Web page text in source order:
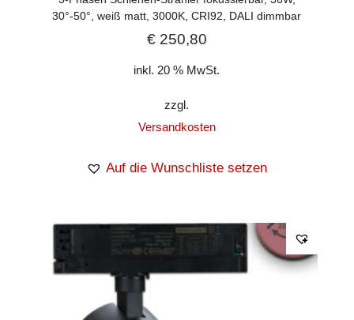
30°-50°, weiß matt, 3000K, CRI92, DALI dimmbar
€250,80
inkl. 20 % MwSt.
zzgl.
Versandkosten
Auf die Wunschliste setzen